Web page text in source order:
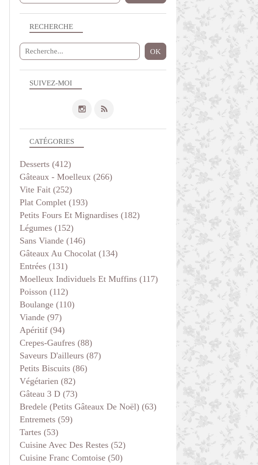
SUIVEZ-MOI
RECHERCHE
CATÉGORIES
Desserts (412)
Gâteaux - Moelleux (266)
Vite Fait (252)
Plat Complet (193)
Petits Fours Et Mignardises (182)
Légumes (152)
Sans Viande (146)
Gâteaux Au Chocolat (134)
Entrées (131)
Moelleux Individuels Et Muffins (117)
Poisson (112)
Boulange (110)
Viande (97)
Apéritif (94)
Crepes-Gaufres (88)
Saveurs D'ailleurs (87)
Petits Biscuits (86)
Végétarien (82)
Gâteau 3 D (73)
Bredele (petits Gâteaux De Noël) (63)
Entremets (59)
Tartes (53)
Cuisine Avec Des Restes (52)
Cuisine Franc Comtoise (50)